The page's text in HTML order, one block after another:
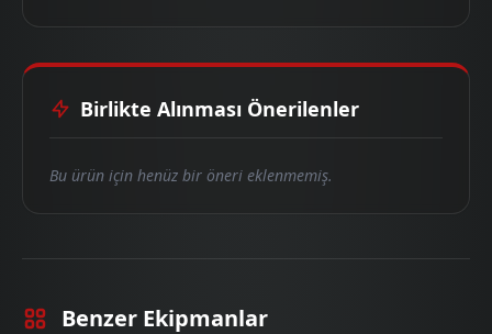
Birlikte Alınması Önerilenler
Bu ürün için henüz bir öneri eklenmemiş.
Benzer Ekipmanlar